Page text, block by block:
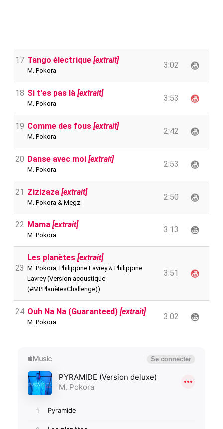
17 Tango électrique [extrait]
M. Pokora
3:02
18 Si t'es pas là [extrait]
M. Pokora
3:53
19 Comme des fous [extrait]
M. Pokora
2:42
20 Danse avec moi [extrait]
M. Pokora
2:53
21 Zizizaza [extrait]
M. Pokora & Megz
2:50
22 Mama [extrait]
M. Pokora
3:13
23
Les planètes [extrait]
M. Pokora, Philippine Lavrey & Philippine
Lavrey (Version acoustique
(#MPPlanètesChallenge))
3:51
24 Ouh Na Na (Guaranteed) [extrait]
M. Pokora
3:02